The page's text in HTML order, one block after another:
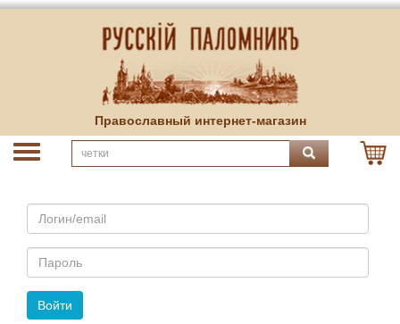
Православный интернет-магазин
Email
Пароль
Войти